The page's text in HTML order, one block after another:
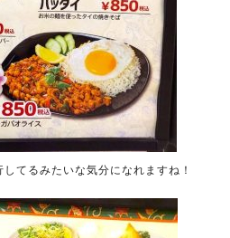
てるみたいな気分になれますね！